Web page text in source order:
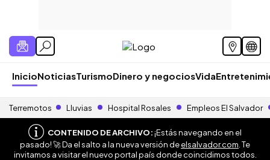
InicioNoticiasTurismoDinero y negociosVida
Terremotos Lluvias Hospital Rosales Empleos El Salvador
CONTENIDO DE ARCHIVO:¡Estás navegando en el
pasado! 🚀 Da el salto a la nueva versión deelsalvador.com . Te
invitamos a visitar el nuevo portal país donde coincidimos todos.